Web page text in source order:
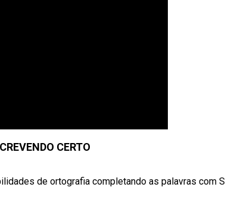
CERTO
de ortografia completando as palavras com S